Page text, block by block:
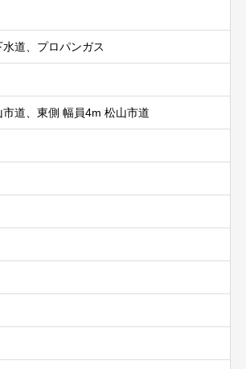
道、プロパンガス
道、東側 幅員4m 松山市道